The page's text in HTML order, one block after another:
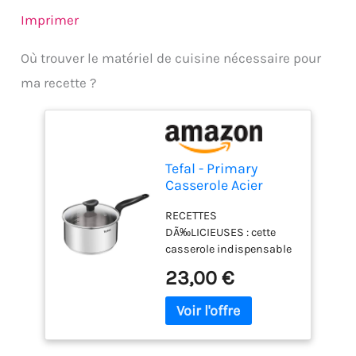
Imprimer
Où trouver le matériel de cuisine nécessaire pour
ma recette ?
Tefal - Primary
Casserole Acier
Couvercle - 20 cm -
3 L
RECETTES
DÃ‰LICIEUSES : cette
casserole indispensable
les repas quotidiens
comme les ptes ou le riz
ainsi que pour faire
23,00 €